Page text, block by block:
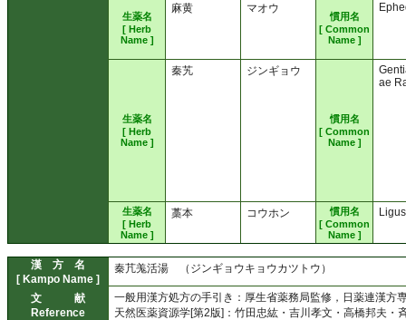
生薬名
[ Herb
Name ]
麻黄 マオウ
慣用名
[ Common
Name ]
生薬名
[ Herb
Name ]
秦艽 ジンギョウ
慣用名
[ Common
Name ]
ae
生薬名
[ Herb
Name ]
藁本 コウホン
慣用名
[ Common
Name ]
漢 方 名
[ Kampo Name ]
秦芁羗活湯 （ジンギョウキョウカツトウ）
文 献
Reference
一般用漢方処方の手引き：厚生省薬務局監修，日薬連漢方
天然医薬資源学[第2版]：竹田忠紘・吉川孝文・高橋邦夫